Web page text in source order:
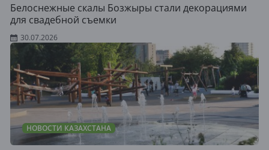
Белоснежные скалы Бозжыры стали декорациями
для свадебной съемки
30.07.2026
НОВОСТИ КАЗАХСТАНА